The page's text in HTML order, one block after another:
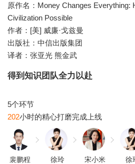
原作名：Money Changes Everything:
Civilization Possible
作者：[美] 威廉·戈兹曼
出版社：中信出版集团
译者：张亚光 熊金武
得到知识团队全力以赴
202
裴鹏程 徐玲 宋小米 徐